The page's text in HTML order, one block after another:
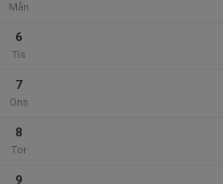
Mån
6
Tis
7
Ons
8
Tor
9